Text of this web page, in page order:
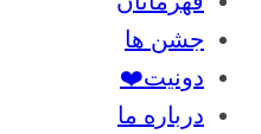
جشن ها
دونیت❤️
درباره ما